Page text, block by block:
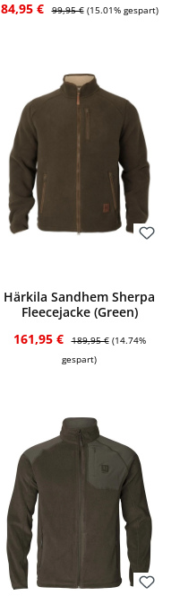
Verkaufspreis:
84,95 € Regulärer Preis:
99,95 € (15.01% gespart)
Härkila Sandhem Sherpa
Fleecejacke (Green)
Verkaufspreis:
161,95 € Regulärer Preis:
189,95 € (14.74%
gespart)